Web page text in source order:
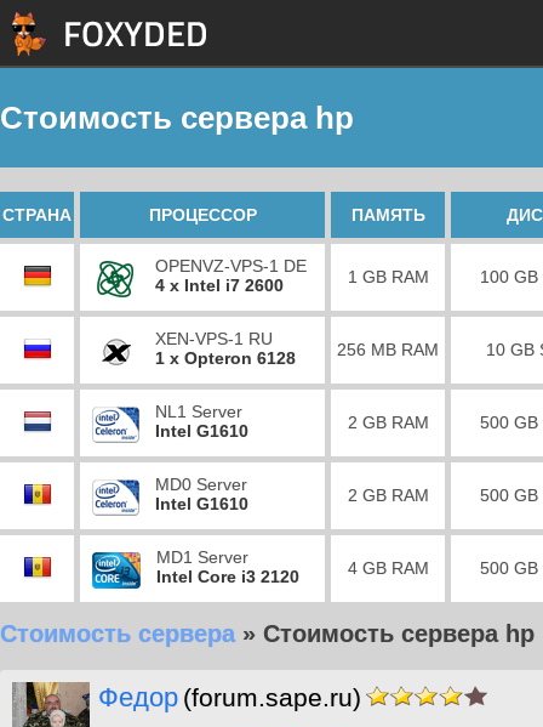
Стоимость сервера hp
СТРАНА ПРОЦЕССОР ПАМЯТЬ
OPENVZ-VPS-1 DE
4 x Intel i7 2600
1 GB RAM 100 GB
XEN-VPS-1 RU
1 x Opteron 6128
256 MB RAM 10 GB
NL1 Server
Intel G1610
2 GB RAM 500 GB
MD0 Server
Intel G1610
2 GB RAM 500 GB
MD1 Server
Intel Core i3 2120
4 GB RAM 500 GB
Стоимость сервера» Стоимость сервера hp
Федор (forum.sape.ru)